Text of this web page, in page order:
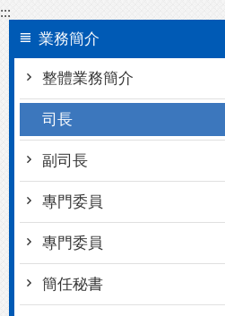
:::
業務簡介
整體業務簡介
司長
副司長
專門委員
專門委員
簡任秘書